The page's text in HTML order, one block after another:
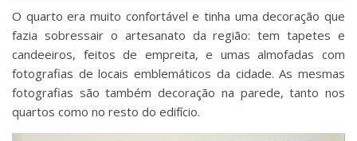
O quarto era muito confortável e tinha uma decoração que
fazia sobressair o artesanato da região: tem tapetes e
candeeiros, feitos de empreita, e umas almofadas com
fotografias de locais emblemáticos da cidade. As mesmas
fotografias são também decoração na parede, tanto nos
quartos como no resto do edifício.